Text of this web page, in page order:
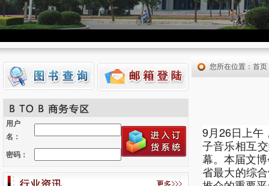
用户
名：
密码：
您所在位置： 首页
9月26日上午
子音乐相互
幕。本届文
省最大的综